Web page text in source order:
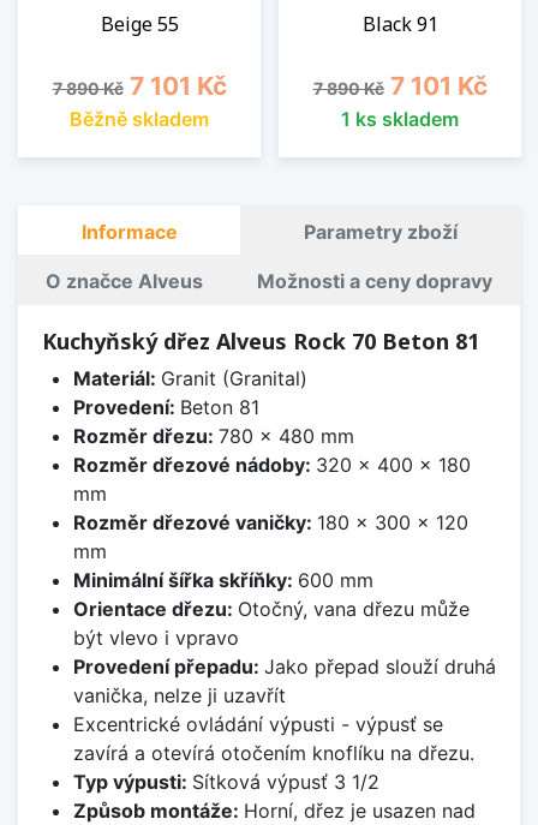
Beige 55
Běžná cena
7 890 Kč Cena
7 101 Kč
Běžně skladem
Black 91
Běžná cena
7 890 Kč Cena
7 101 Kč
1 ks skladem
Informace Parametry zboží
O značce Alveus Možnosti a ceny dopravy
Kuchyňský dřez Alveus Rock 70 Beton 81
Materiál: Granit (Granital)
Provedení: Beton 81
Rozměr dřezu: 780 x 480 mm
Rozměr dřezové nádoby: 320 x 400 x 180
mm
Rozměr dřezové vaničky: 180 x 300 x 120
mm
Minimální šířka skříňky: 600 mm
Orientace dřezu: Otočný, vana dřezu může
být vlevo i vpravo
Provedení přepadu: Jako přepad slouží druhá
vanička, nelze ji uzavřít
Excentrické ovládání výpusti - výpusť se
zavírá a otevírá otočením knoflíku na dřezu.
Typ výpusti: Sítková výpusť 3 1/2
Způsob montáže: Horní, dřez je usazen nad